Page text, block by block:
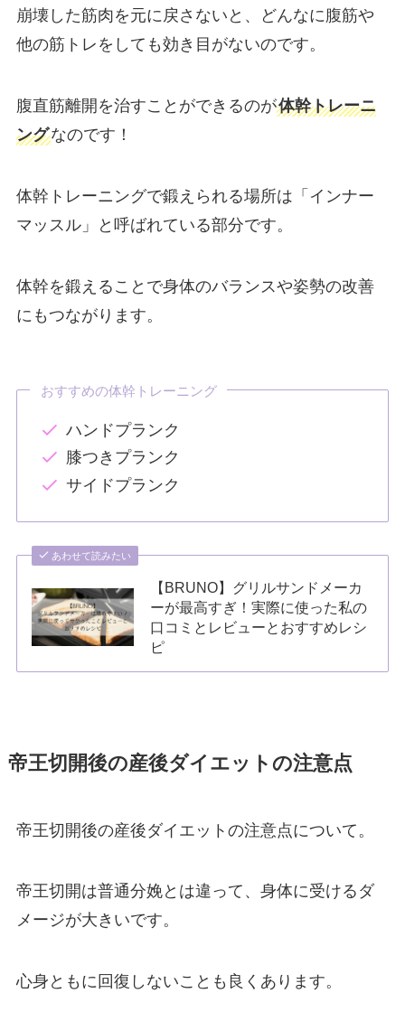
崩壊した筋肉を元に戻さないと、どんなに腹筋や
他の筋トレをしても効き目がないのです。
腹直筋離開を治すことができるのが体幹トレーニ
ングなのです！
体幹トレーニングで鍛えられる場所は「インナー
マッスル」と呼ばれている部分です。
体幹を鍛えることで身体のバランスや姿勢の改善
にもつながります。
おすすめの体幹トレーニング
ハンドプランク
膝つきプランク
サイドプランク
あわせて読みたい
【BRUNO】グリルサンドメーカ
ーが最高すぎ！実際に使った私の
口コミとレビューとおすすめレシ
ピ
帝王切開後の産後ダイエットの注意点
帝王切開後の産後ダイエットの注意点について。
帝王切開は普通分娩とは違って、身体に受けるダ
メージが大きいです。
心身ともに回復しないことも良くあります。